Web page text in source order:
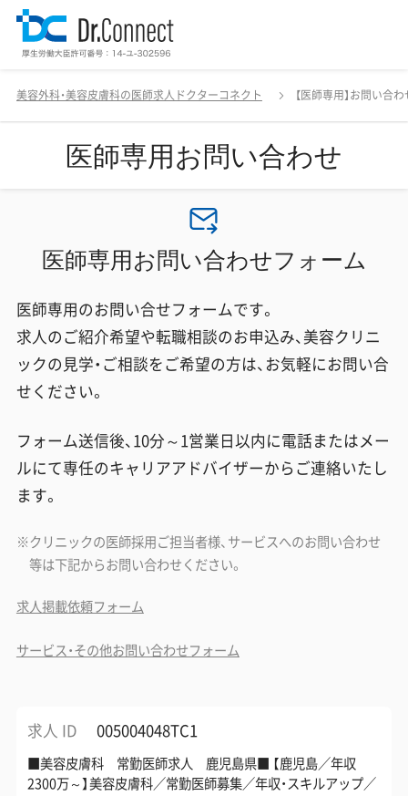
美容外科・美容皮膚科の医師求人ドクターコネクト 【医師専用】お問い合わ
医師専用お問い合わせ
医師専用お問い合わせフォーム
医師専用のお問い合せフォームです。
求人のご紹介希望や転職相談のお申込み、美容クリニ
ックの見学・ご相談をご希望の方は、お気軽にお問い合
せください。
フォーム送信後、10分～1営業日以内に電話またはメー
ルにて専任のキャリアアドバイザーからご連絡いたし
ます。
クリニックの医師採用ご担当者様、サービスへのお問い合わせ
等は下記からお問い合わせください。
求人掲載依頼フォーム
サービス・その他お問い合わせフォーム
求人 ID 005004048TC1
■美容皮膚科 常勤医師求人 鹿児島県■ 【鹿児島／年収
2300万～】美容皮膚科／常勤医師募集／年収・スキルアップ／